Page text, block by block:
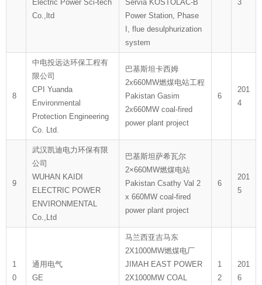
Electric Power Sci-tech
Co.,ltd
Servia KOSTOLAC-B
Power Station, Phase
I, flue desulphurization
system
3
8
中电投远达环保工程有
限公司
CPI Yuanda
Environmental
Protection Engineering
Co. Ltd.
巴基斯坦卡西姆
2x660MW燃煤电站工程
Pakistan Gasim
2x660MW coal-fired
power plant project
6
201
4
9
武汉凯迪电力环保有限
公司
WUHAN KAIDI
ELECTRIC POWER
ENVIRONMENTAL
Co.,Ltd
巴基斯坦萨希瓦尔
2×660MW燃煤电站
Pakistan Csathy Val 2
x 660MW coal-fired
power plant project
6
201
5
1
0
通用电气
GE
马兰西亚吉马东
2X1000MW燃煤电厂
JIMAH EAST POWER
2X1000MW COAL
1
2
201
6